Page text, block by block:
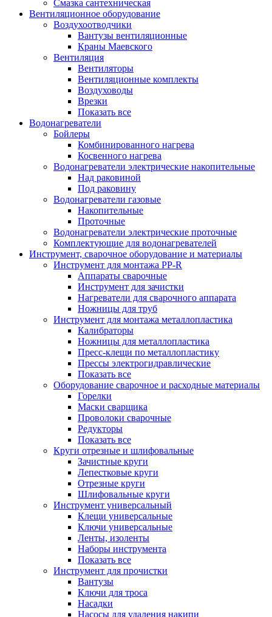
Смазка сантехническая
Вентиляционное оборудование
Воздухоотводчики
Вантузы вентиляционные
Краны Маевского
Вентиляция
Вентиляторы
Вентиляционные комплекты
Воздуховоды
Врезки
Показать все
Водонагреватели
Бойлеры
Комбинированного нагрева
Косвенного нагрева
Водонагреватели электрические накопительные
Над раковиной
Под раковину
Водонагреватели газовые
Накопительные
Проточные
Водонагреватели электрические проточные
Комплектующие для водонагревателей
Инструмент, сварочное оборудование и материалы
Инструмент для монтажа PP-R
Аппараты сварочные
Инструмент для зачистки
Нагреватели для сварочного аппарата
Ножницы для труб
Инструмент для монтажа металлопластика
Калибраторы
Ножницы для металлопластика
Пресс-клещи по металлопластику
Прессы электрогидравлические
Показать все
Оборудование сварочное и расходные материалы
Горелки
Маски сварщика
Проволоки сварочные
Редукторы
Показать все
Круги отрезные и шлифовальные
Зачистные круги
Лепестковые круги
Отрезные круги
Шлифовальные круги
Инструмент универсальный
Клещи универсальные
Ключи универсальные
Ленты, изоленты
Наборы инструмента
Показать все
Инструмент для прочистки
Вантузы
Ключи для троса
Насадки
Насосы для удаления накипи